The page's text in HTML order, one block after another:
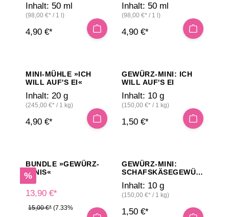
Inhalt: 50 ml
(98,00 €* / 1 l)
4,90 €*
Inhalt: 50 ml
(98,00 €* / 1 l)
4,90 €*
MINI-MÜHLE »ICH
WILL AUF'S EI«
Inhalt: 20 g
(245,00 €* / 1 kg)
4,90 €*
GEWÜRZ-MINI: ICH
WILL AUF'S EI
Inhalt: 10 g
(150,00 €* / 1 kg)
1,50 €*
Rabatt
%
BUNDLE »GEWÜRZ-
MINIS«
13,90 €*
15,00 €* (7.33%
GEWÜRZ-MINI:
SCHAFSKÄSEGEWÜR
Inhalt: 10 g
(150,00 €* / 1 kg)
1,50 €*